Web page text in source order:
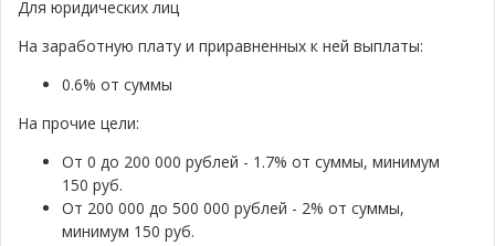
Для юридических лиц
На заработную плату и приравненных к ней выплаты:
0.6% от суммы
На прочие цели:
От 0 до 200 000 рублей - 1.7% от суммы, минимум
150 руб.
От 200 000 до 500 000 рублей - 2% от суммы,
минимум 150 руб.